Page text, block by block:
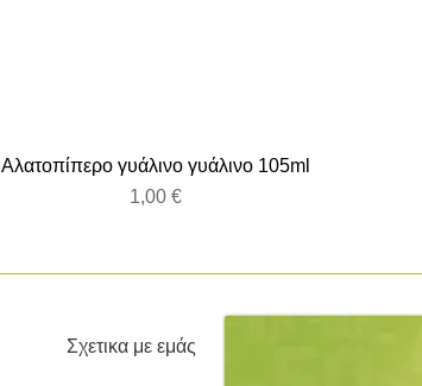
Αλατοπίπερο γυάλινο γυάλινο 105ml
Τιμή
1,00 €
Σχετικα με εμάς